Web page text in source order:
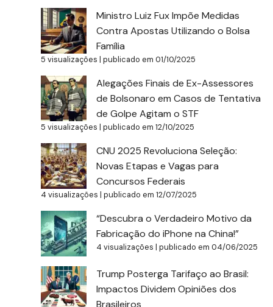
Ministro Luiz Fux Impõe Medidas
Contra Apostas Utilizando o Bolsa
Família
5 visualizações |publicado em 01/10/2025
Alegações Finais de Ex-Assessores
de Bolsonaro em Casos de Tentativa
de Golpe Agitam o STF
5 visualizações |publicado em 12/10/2025
CNU 2025 Revoluciona Seleção:
Novas Etapas e Vagas para
Concursos Federais
4 visualizações |publicado em 12/07/2025
“Descubra o Verdadeiro Motivo da
Fabricação do iPhone na China!”
4 visualizações |publicado em 04/06/2025
Trump Posterga Tarifaço ao Brasil:
Impactos Dividem Opiniões dos
Brasileiros